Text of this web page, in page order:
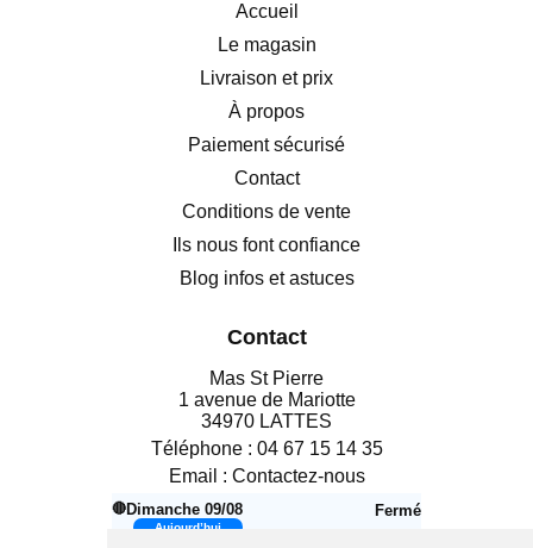
Accueil
Le magasin
Livraison et prix
À propos
Paiement sécurisé
Contact
Conditions de vente
Ils nous font confiance
Blog infos et astuces
Contact
Mas St Pierre
1 avenue de Mariotte
34970 LATTES
Téléphone : 04 67 15 14 35
Email : Contactez-nous
🔴Dimanche 09/08
Aujourd’hui
Fermé